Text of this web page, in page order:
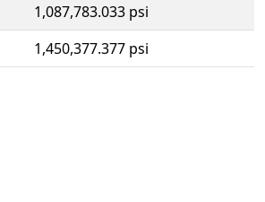
1,087,783.033 psi
1,450,377.377 psi